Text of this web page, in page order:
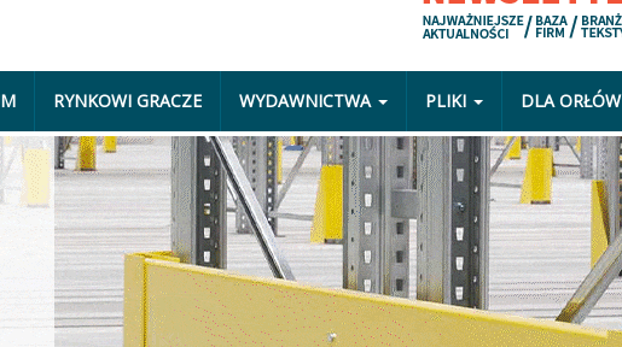
RYNKOWI GRACZE WYDAWNICTWA PLIKI DLA ORŁÓW